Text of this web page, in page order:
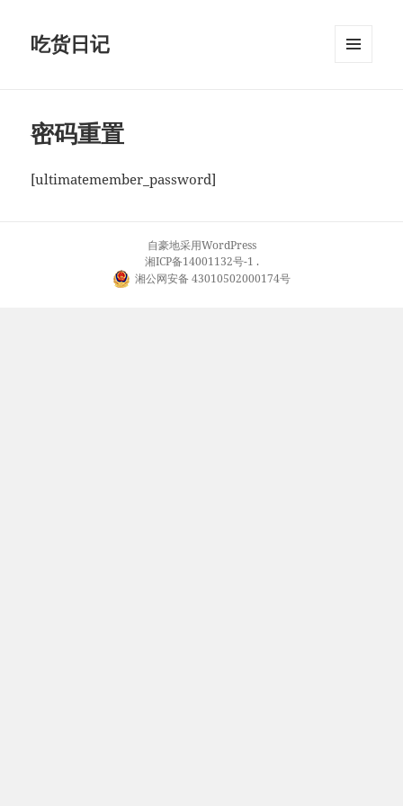
吃货日记
密码重置
[ultimatemember_password]
自豪地采用WordPress
湘ICP备14001132号-1 .
湘公网安备 43010502000174号